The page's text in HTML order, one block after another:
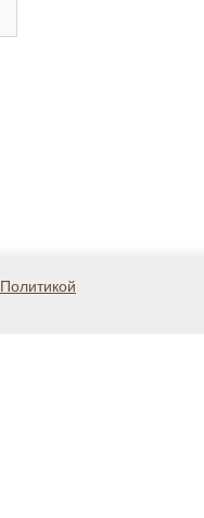
Политикой